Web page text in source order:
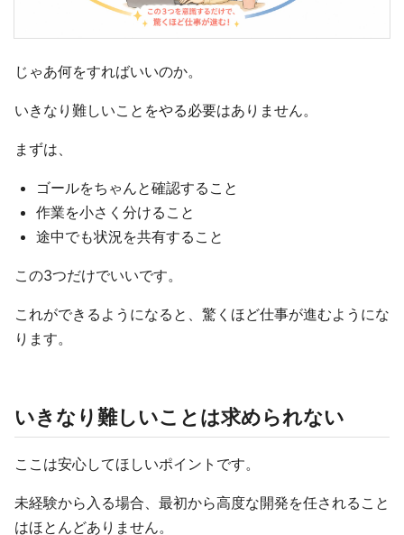
じゃあ何をすればいいのか。
いきなり難しいことをやる必要はありません。
まずは、
ゴールをちゃんと確認すること
作業を小さく分けること
途中でも状況を共有すること
この3つだけでいいです。
これができるようになると、驚くほど仕事が進むようにな
ります。
いきなり難しいことは求められない
ここは安心してほしいポイントです。
未経験から入る場合、最初から高度な開発を任されること
はほとんどありません。